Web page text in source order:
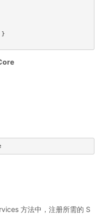
}
方法中，注册所需的 S